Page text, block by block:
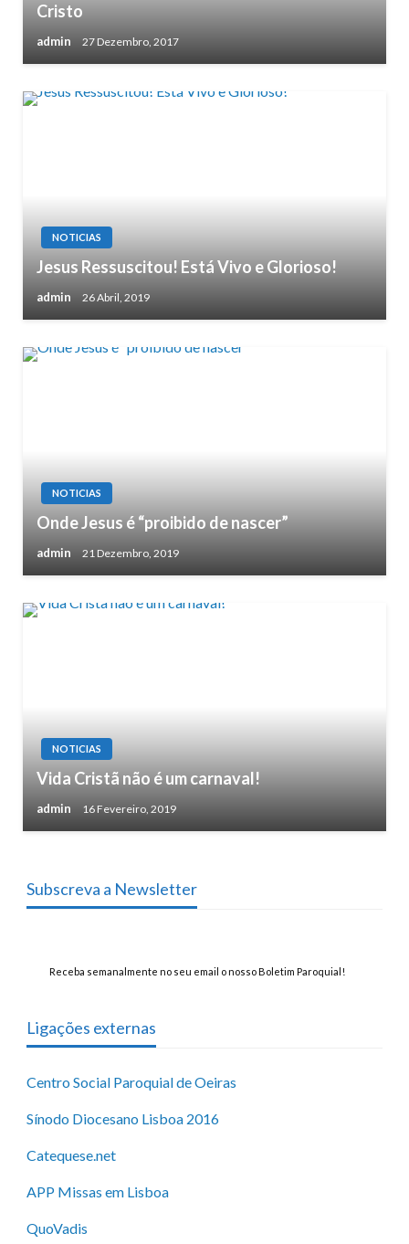
Cristo
admin 27 Dezembro, 2017
NOTICIAS
Jesus Ressuscitou! Está Vivo e Glorioso!
admin 26 Abril, 2019
NOTICIAS
Onde Jesus é “proibido de nascer”
admin 21 Dezembro, 2019
NOTICIAS
Vida Cristã não é um carnaval!
admin 16 Fevereiro, 2019
Subscreva a Newsletter
Receba semanalmente no seu email o nosso Boletim Paroquial!
Ligações externas
Centro Social Paroquial de Oeiras
Sínodo Diocesano Lisboa 2016
Catequese.net
APP Missas em Lisboa
QuoVadis